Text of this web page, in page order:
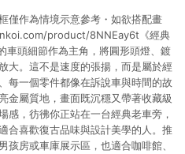
，禮物卡，開館保證金，補
購物站上之商品規格、
訊頁及購物車不符，以
為準。 10. 點數紅包使用規
若於 LINE 購物前往 Pinkoi
訂單，不符合導購資格；承
過 LINE 購物前往 Pinkoi 頁
僅作為情境示意參考・如欲搭配畫
product/8NNEay6t《經典
頭細節作為主角，將圓形頭燈、鍍
大。這不是速度的張揚，而是屬於經
一個零件都像在訴說車與時間的故
金屬質地，畫面既沉穩又帶著收藏級
感，彷彿你正站在一台經典老車旁，
合喜歡復古品味與設計美學的人。推
房或車庫展示區，也適合咖啡館、